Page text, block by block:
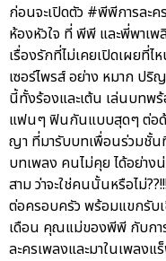
ก่อนจะเปิดตัว #พีพีการละ
ห้องหัวใจ ที่ พีพี และพี่พาเ
เรื่องรักที่ไม่เคยเปิดเผยที่
เซอร์ไพรส์ อย่าง หมาก ป
นี้ทั้งร้องและเต้น เล่นบทพ
แฟนๆ ฟินกันแบบสุดๆ ต่อด้
ญา ที่มารับบทเพื่อนร่วมชั้
บทเพลง คนไม่คุย ได้อย่า
สาม ว่าจะใช่คนนั้นหรือไม่
ต่อครอบครัว พร้อมแขกรับ
เดือน คุณแม่ของพีพี กับกา
ละครเพลงและมาในเพลง